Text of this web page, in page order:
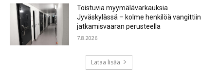
Toistuvia myymälävarkauksia
Jyväskylässä – kolme henkilöä vangittiin
jatkamisvaaran perusteella
7.8.2026
Lataa lisää